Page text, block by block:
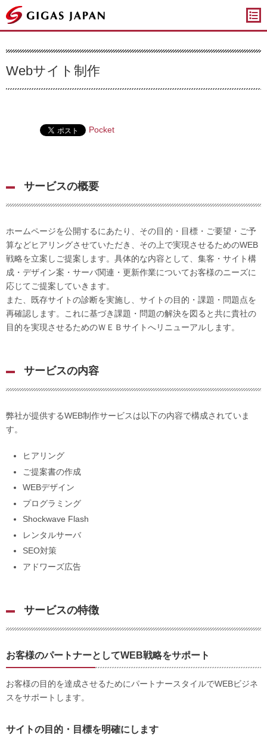
ギガスジャパン
Webサイト制作
Pocket
サービスの概要
ホームページを公開するにあたり、その目的・目標・ご要望・ご予
算などヒアリングさせていただき、その上で実現させるためのWEB
戦略を立案しご提案します。具体的な内容として、集客・サイト構
成・デザイン案・サーバ関連・更新作業についてお客様のニーズに
応じてご提案していきます。
また、既存サイトの診断を実施し、サイトの目的・課題・問題点を
再確認します。これに基づき課題・問題の解決を図ると共に貴社の
目的を実現させるためのＷＥＢサイトへリニューアルします。
サービスの内容
弊社が提供するWEB制作サービスは以下の内容で構成されていま
す。
ヒアリング
ご提案書の作成
WEBデザイン
プログラミング
Shockwave Flash
レンタルサーバ
SEO対策
アドワーズ広告
サービスの特徴
お客様のパートナーとしてWEB戦略をサポート
お客様の目的を達成させるためにパートナースタイルでWEBビジネ
スをサポートします。
サイトの目的・目標を明確にします